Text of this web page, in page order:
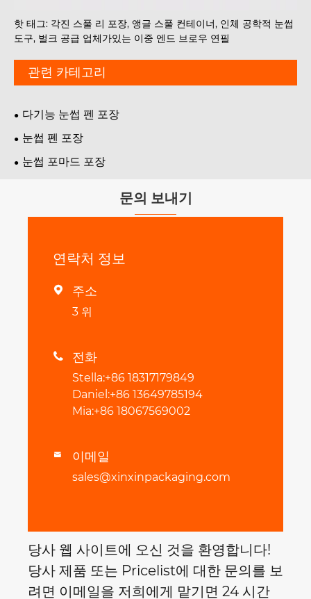
핫 태그: 각진 스풀 리 포장, 앵글 스풀 컨테이너, 인체 공학적 눈썹
도구, 벌크 공급 업체가있는 이중 엔드 브로우 연필
관련 카테고리
다기능 눈썹 펜 포장
눈썹 펜 포장
눈썹 포마드 포장
문의 보내기
연락처 정보
 주소
3 위
 전화
Stella:+86 18317179849
Daniel:+86 13649785194
Mia:+86 18067569002
 이메일
sales@xinxinpackaging.com
당사 웹 사이트에 오신 것을 환영합니다!
당사 제품 또는 Pricelist에 대한 문의를 보
려면 이메일을 저희에게 맡기면 24 시간